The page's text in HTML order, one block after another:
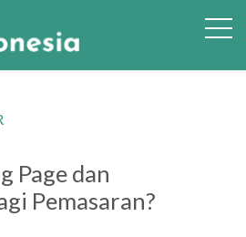
Page dan
Pemasaran?